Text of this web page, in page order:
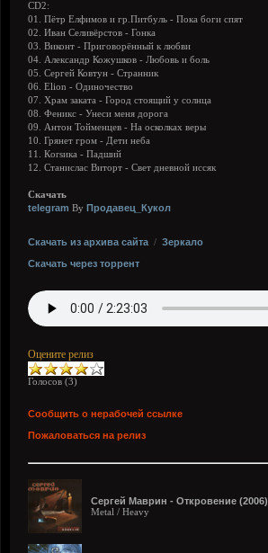
CD2:
01. Пётр Елфимов и гр.Питбуль - Пока боги спят
02. Иван Селивёрстов - Гонка
03. Виконт - Приговорённый к любви
04. Александр Кожушков - Любовь и боль
05. Сергей Ковтун - Странник
06. Elion - Одиночество
07. Храм заката - Город стоящий у солнца
08. Феникс - Унеси меня дорога
09. Антон Тойменцев - На осколках веры
10. Грянет гром - Дети неба
11. Кorsика - Падший
12. Станислас Виторт - Свет дневной иссяк
Скачать
telegram By Продавец_Кукол
Скачать из архива сайта / Зеркало
Скачать через торрент
Оцените релиз
Голосов (3)
Сообщить о нерабочей ссылке
Пожаловаться на релиз
Сергей Маврин - Откровение (2006)
Metal / Heavy